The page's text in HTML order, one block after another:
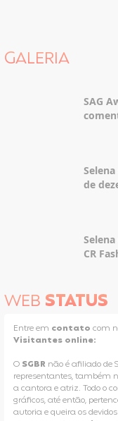
GALERIA
SAG
de
CR
WEB STATUS
Entre em contato com
Visitantes online:
O SGBR não é afiliado de
representantes, também
a cantora e atriz. Todo o
gráficos, até então,
autoria e queira os